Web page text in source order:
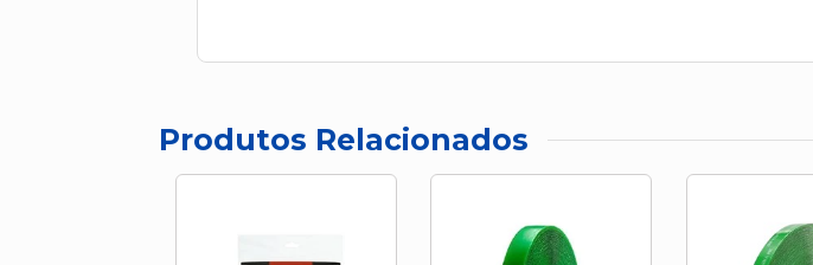
Produtos Relacionados